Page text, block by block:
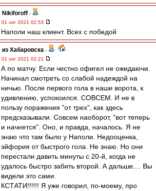
Nikiforoff -
01 окт 2021 02:53
Наполи наш клиент. Всех с победой
из Хабаровска -
01 окт 2021 02:21
А по матчу. Если честно офигел не ожидаючи.
Начинал смотреть со слабой надеждой на
ничью. После первого гола в наши ворота, к
удивлению, успокоился. СОВСЕМ. И не в
пользу поражения "от трех", как здесь
предсказывали. Совсем наоборот, "вот теперь
и начнется". Оно, и правда, началось. Я не
знаю что там было у Наполи. Недооценка,
эйфория от быстрого гола. Не знаю. Но они
перестали давить минуты с 20-й, когда не
удалось быстро забить второй. А дальше.... Вы
видели это сами.
КСТАТИ!!!!!! Я уже говорил, по-моему, про